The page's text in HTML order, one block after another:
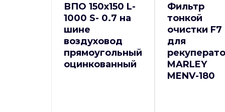
ВПО 150x150 L-
1000 S- 0.7 на
шине
воздуховод
прямоугольный
оцинкованный
Фильтр
тонкой
очистки F7
для
MARLEY
MENV-180